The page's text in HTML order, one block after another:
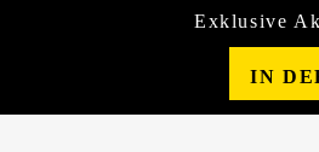
Exklusive
IN